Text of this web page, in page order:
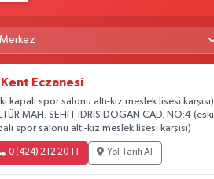
Kent Eczanesi
kapalı spor salonu altı-kız meslek lisesi karşısı)
MAH. SEHIT IDRIS DOGAN CAD. NO:4 (eski
spor salonu altı-kız meslek lisesi karşısı)
0 (424) 212 20 11 Yol Tarifi Al